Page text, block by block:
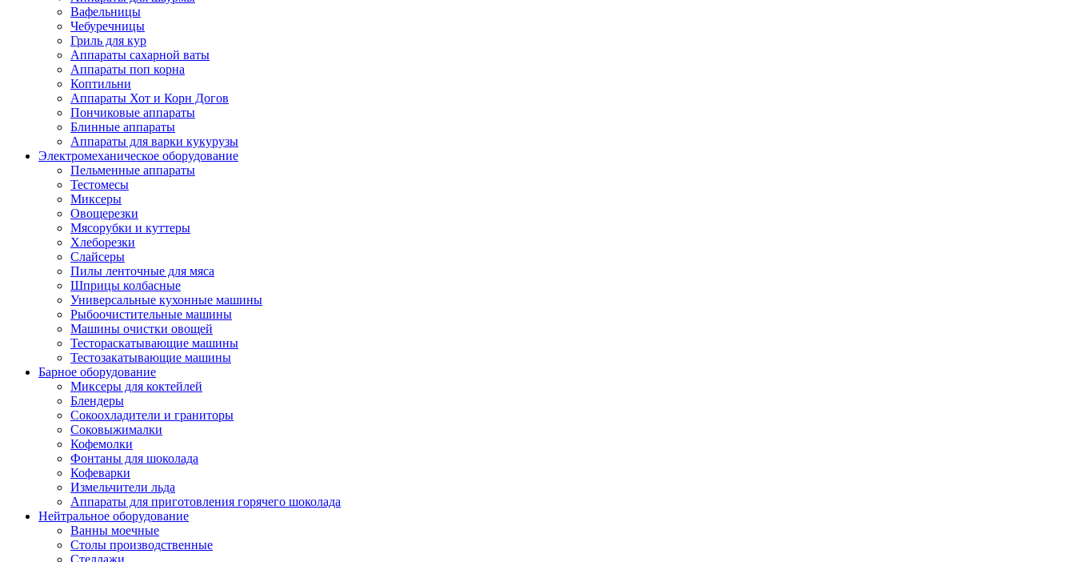
Вафельницы
Чебуречницы
Гриль для кур
Аппараты сахарной ваты
Аппараты поп корна
Коптильни
Аппараты Хот и Корн Догов
Пончиковые аппараты
Блинные аппараты
Аппараты для варки кукурузы
Электромеханическое оборудование
Пельменные аппараты
Тестомесы
Миксеры
Овощерезки
Мясорубки и куттеры
Хлеборезки
Слайсеры
Пилы ленточные для мяса
Шприцы колбасные
Универсальные кухонные машины
Рыбоочистительные машины
Машины очистки овощей
Тестораскатывающие машины
Тестозакатывающие машины
Барное оборудование
Миксеры для коктейлей
Блендеры
Сокоохладители и граниторы
Соковыжималки
Кофемолки
Фонтаны для шоколада
Кофеварки
Измельчители льда
Аппараты для приготовления горячего шоколада
Нейтральное оборудование
Ванны моечные
Столы производственные
Стеллажи